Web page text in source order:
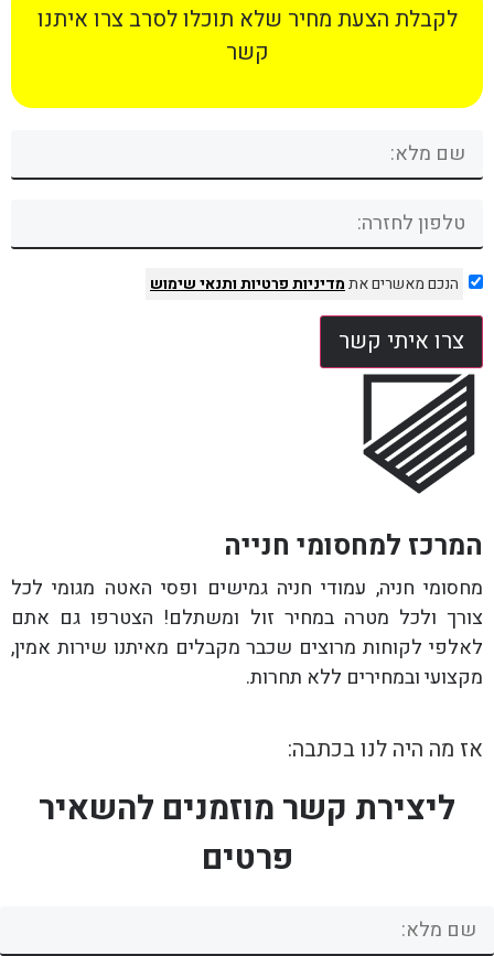
לקבלת הצעת מחיר שלא תוכלו לסרב צרו איתנו
קשר
הנכם מאשרים אתמדיניות פרטיותותנאי שימוש
צרו איתי קשר
המרכז למחסומי חנייה
מחסומי חניה, עמודי חניה גמישים ופסי האטה מגומי לכל
צורך ולכל מטרה במחיר זול ומשתלם! הצטרפו גם אתם
לאלפי לקוחות מרוצים שכבר מקבלים מאיתנו שירות אמין,
מקצועי ובמחירים ללא תחרות.
אז מה היה לנו בכתבה:
ליצירת קשר מוזמנים להשאיר
פרטים